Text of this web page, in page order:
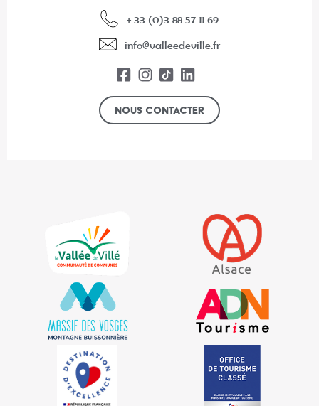
+ 33 (0)3 88 57 11 69
info@valleedeville.fr
Nous contacter